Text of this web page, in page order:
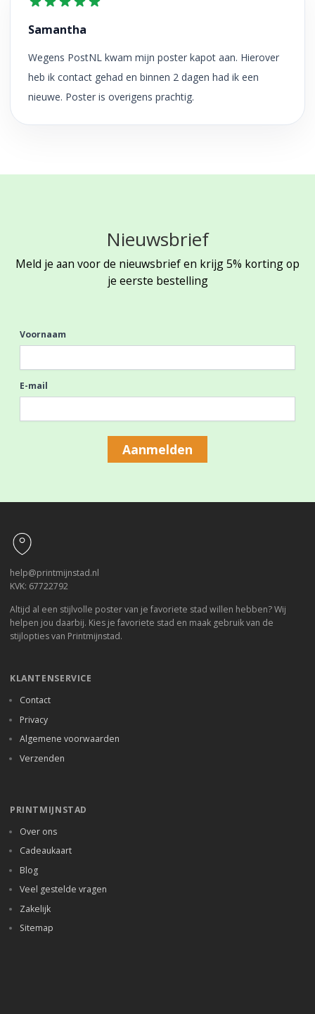
Samantha
Wegens PostNL kwam mijn poster kapot aan. Hierover
heb ik contact gehad en binnen 2 dagen had ik een
nieuwe. Poster is overigens prachtig.
Nieuwsbrief
Meld je aan voor de nieuwsbrief en krijg 5% korting op
je eerste bestelling
Voornaam
E-mail
Aanmelden
help@printmijnstad.nl
KVK: 67722792
Altijd al een stijlvolle poster van je favoriete stad willen hebben? Wij
helpen jou daarbij. Kies je favoriete stad en maak gebruik van de
stijlopties van Printmijnstad.
KLANTENSERVICE
Contact
Privacy
Algemene voorwaarden
Verzenden
PRINTMIJNSTAD
Over ons
Cadeaukaart
Blog
Veel gestelde vragen
Zakelijk
Sitemap